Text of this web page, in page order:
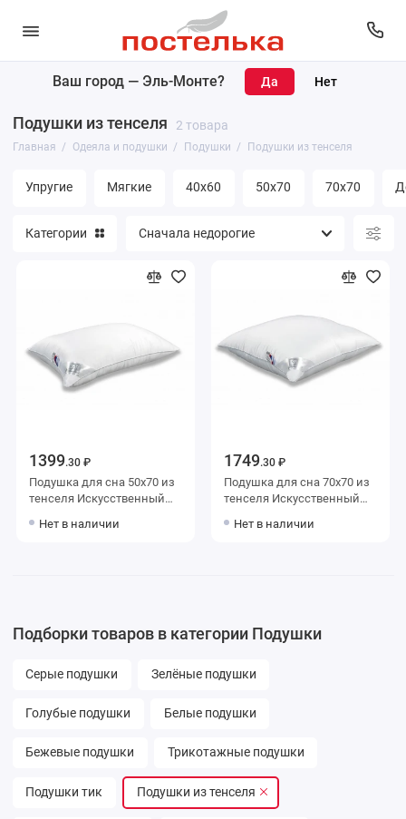
Ваш город — Эль-Монте?
Подушки из тенселя 2 товара
Главная Одеяла и подушки Подушки Подушки из тенселя
Упругие Мягкие 40х60 50х70 70х70
Подушки
Наматрасники
Категории
1399.30 ₽
Подушка для сна 50х70 из
тенселя Искусственный
Нет в наличии
1749.30 ₽
Подушка для сна 70х70 из
тенселя Искусственный
Нет в наличии
Подборки товаров в категории Подушки
Серые подушки Зелёные подушки
Голубые подушки Белые подушки
Бежевые подушки Трикотажные подушки
Подушки тик Подушки из тенселя